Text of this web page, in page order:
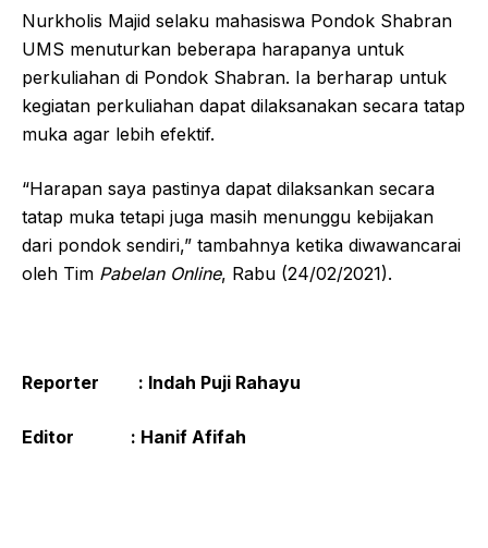
Nurkholis Majid selaku mahasiswa Pondok Shabran
UMS menuturkan beberapa harapanya untuk
perkuliahan di Pondok Shabran. Ia berharap untuk
kegiatan perkuliahan dapat dilaksanakan secara tatap
muka agar lebih efektif.
“Harapan saya pastinya dapat dilaksankan secara
tatap muka tetapi juga masih menunggu kebijakan
dari pondok sendiri,” tambahnya ketika diwawancarai
oleh Tim Pabelan Online, Rabu (24/02/2021).
Reporter : Indah Puji Rahayu
Editor : Hanif Afifah